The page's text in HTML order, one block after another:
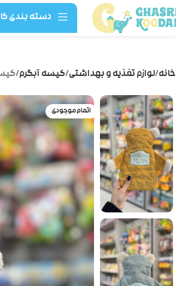
دسته بندی
خانه لوازم تغذیه و بهداشتی کیسه آبگرم
اتمام موجودی